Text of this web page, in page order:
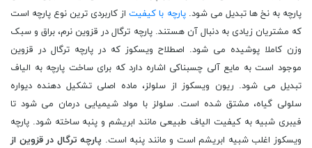
پارچه به نخ ‌ها تبدیل می ‌شود.پارچه با کیفیتاز کاربردی ترین نوع پارچه است
که مشتریان زیادی به دنبال آن هستند. پارچه ترگال در قزوین نرم، براق و سبک
وزن کاملا پوشیده می شود. اصطلاح ویسکوز که در پارچه ترگال در قزوین
موجود است به مایع آلی چسبناکی اشاره دارد که برای ساخت پارچه به الیاف
تبدیل می شود. ریون ویسکوز از سلولز، ماده اصلی تشکیل دهنده دیواره
سلولی گیاه، مشتق شده است. سلولز با مواد شیمیایی درمان می شود تا
فیبری شبیه به کیفیت الیاف طبیعی مانند ابریشم و پنبه ساخته شود. پارچه
ویسکوز اغلب شبیه ابریشم است و مانند پنبه است. پارچه ترگال در قزوین از